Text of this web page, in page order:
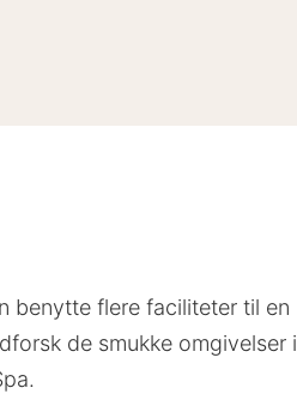
benytte flere faciliteter til en
de smukke omgivelser i